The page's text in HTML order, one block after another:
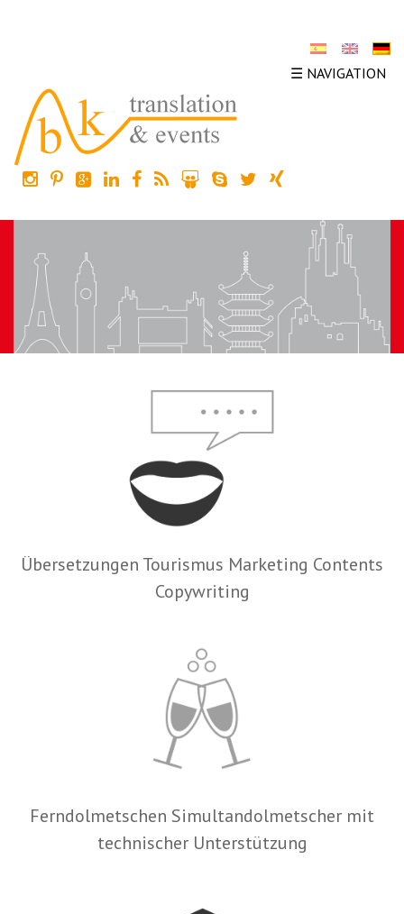
☰ NAVIGATION
Übersetzungen Tourismus Marketing Contents
Copywriting
Ferndolmetschen Simultandolmetscher mit
technischer Unterstützung